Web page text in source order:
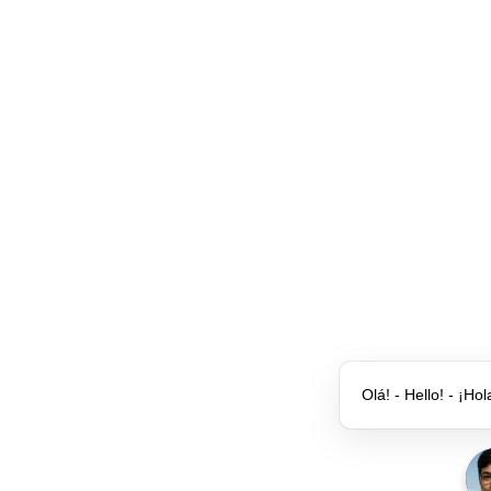
Olá! - Hello! -